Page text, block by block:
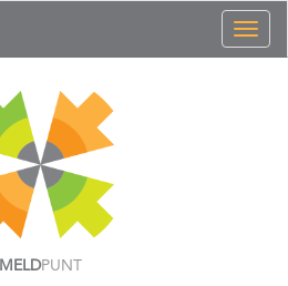
MELDPUNT